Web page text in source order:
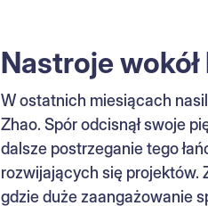
Nastroje
W ostatnich miesiącach
Zhao. Spór odcisnął swoje
dalsze postrzeganie tego
rozwijających się projektów.
gdzie duże zaangażowanie